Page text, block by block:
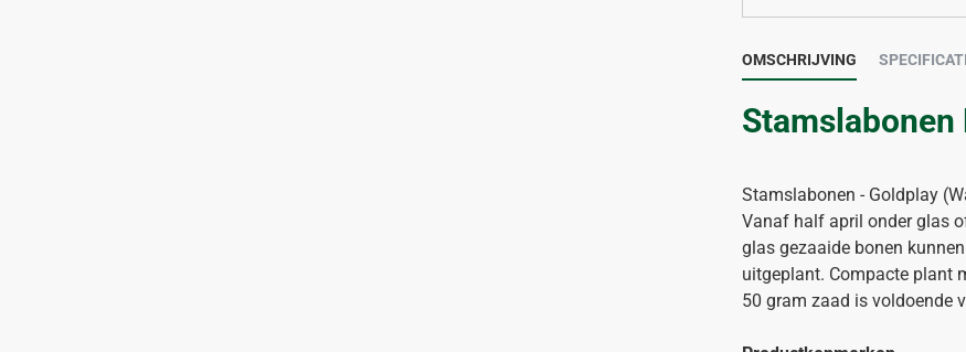
OMSCHRIJVING
Stamslabonen - Goldplay
Vanaf half april onder glas
glas gezaaide bonen
uitgeplant. Compacte plant
50 gram zaad is voldoende